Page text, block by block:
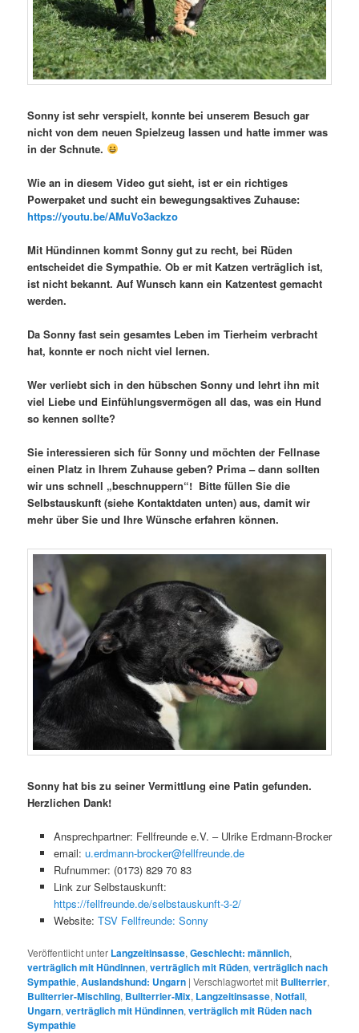
Sonny ist sehr verspielt, konnte bei unserem Besuch gar
nicht von dem neuen Spielzeug lassen und hatte immer was
in der Schnute.
Wie an in diesem Video gut sieht, ist er ein richtiges
Powerpaket und sucht ein bewegungsaktives Zuhause:
https://youtu.be/AMuVo3ackzo
Mit Hündinnen kommt Sonny gut zu recht, bei Rüden
entscheidet die Sympathie. Ob er mit Katzen verträglich ist,
ist nicht bekannt. Auf Wunsch kann ein Katzentest gemacht
werden.
Da Sonny fast sein gesamtes Leben im Tierheim verbracht
hat, konnte er noch nicht viel lernen.
Wer verliebt sich in den hübschen Sonny und lehrt ihn mit
viel Liebe und Einfühlungsvermögen all das, was ein Hund
so kennen sollte?
Sie interessieren sich für Sonny und möchten der Fellnase
einen Platz in Ihrem Zuhause geben? Prima – dann sollten
wir uns schnell „beschnuppern“! Bitte füllen Sie die
Selbstauskunft (siehe Kontaktdaten unten) aus, damit wir
mehr über Sie und Ihre Wünsche erfahren können.
Sonny hat bis zu seiner Vermittlung eine Patin gefunden.
Herzlichen Dank!
Ansprechpartner: Fellfreunde e.V. – Ulrike Erdmann-Brocker
email: u.erdmann-brocker@fellfreunde.de
Rufnummer: (0173) 829 70 83
Link zur Selbstauskunft:
https://fellfreunde.de/selbstauskunft-3-2/
Website: TSV Fellfreunde: Sonny
Veröffentlicht unter Langzeitinsasse,Geschlecht: männlich,
verträglich mit Hündinnen,verträglich mit Rüden,verträglich nach
Sympathie,Auslandshund: Ungarn |Verschlagwortet mit Bullterrier,
Bullterrier-Mischling, Bullterrier-Mix, Langzeitinsasse,Notfall,
Ungarn,verträglich mit Hündinnen,verträglich mit Rüden nach
Sympathie